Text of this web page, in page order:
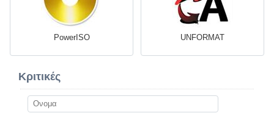
PowerISO UNFORMAT
Κριτικές